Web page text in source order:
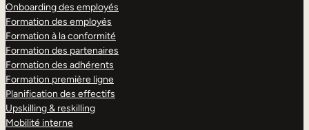
Onboarding des employés
Formation des employés
Formation à la conformité
Formation des partenaires
Formation des adhérents
Formation première ligne
Planification des effectifs
Upskilling & reskilling
Mobilité interne